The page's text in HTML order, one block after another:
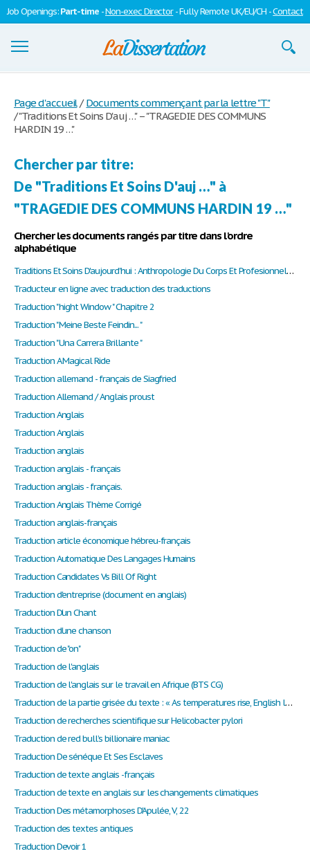
Job Openings:Part-time -Non-exec Director- Fully Remote UK/EU/CH -Contact
S'inscrire
Page d'accueil / Documents commençant par la lettre "T"
/"Traditions Et Soins D'auj …" – "TRAGEDIE DES COMMUNS
HARDIN 19 …"
Chercher par titre:
De "Traditions Et Soins D'auj …" à
"TRAGEDIE DES COMMUNS HARDIN 19 …"
Chercher les documents rangés par titre dans l'ordre
alphabétique
Traditions Et Soins D'aujourd'hui : Anthropologie Du Corps Et Profesionnels De Santé. LOUX Françoise
Traducteur en ligne avec traduction des traductions
Traduction " hight Window " Chapitre 2
Traduction " Meine Beste Feindin... "
Traduction " Una Carrera Brillante "
Traduction A Magical Ride
Traduction allemand - français de Siagfried
Traduction Allemand / Anglais proust
Traduction Anglais
Traduction Anglais
Traduction anglais
Traduction anglais - français
Traduction anglais - français.
Traduction Anglais Thème Corrigé
Traduction anglais-français
Traduction article économique hébreu-français
Traduction Automatique Des Langages Humains
Traduction Candidates Vs Bill Of Right
Traduction d'entreprise (document en anglais)
Traduction D'un Chant
Traduction d'une chanson
Traduction de "on"
Traduction de l'anglais
Traduction de l'anglais sur le travail en Afrique (BTS CG)
Traduction de la partie grisée du texte : « As temperatures rise, English lawyers’ costumes look odder than ever The Economist, 7 July 2018. »
Traduction de recherches scientifique sur Helicobacter pylori
Traduction de red bull’s billionaire maniac
Traduction De sénéque Et Ses Esclaves
Traduction de texte anglais -français
Traduction de texte en anglais sur les changements climatiques
Traduction Des métamorphoses D'Apulée, V, 22
Traduction des textes antiques
Traduction Devoir 1